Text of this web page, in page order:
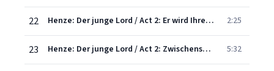
22 Henze: Der junge Lord / Act 2: Er wird Ihre Bälle und auch alle die Konzerte 2:25
23 Henze: Der junge Lord / Act 2: Zwischenspiel 5:32